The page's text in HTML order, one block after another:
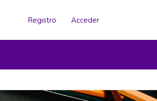
Registro Acceder